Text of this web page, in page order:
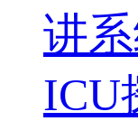
讲
ICU